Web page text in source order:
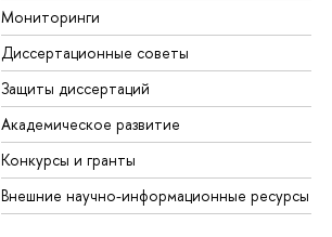
Мониторинги
Диссертационные советы
Защиты диссертаций
Академическое развитие
Конкурсы и гранты
Внешние научно-информационные ресурсы